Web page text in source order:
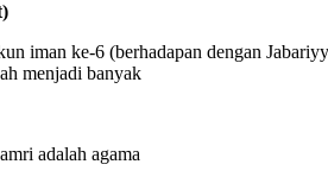
iman ke-6 (berhadapan dengan
menjadi banyak
adalah agama